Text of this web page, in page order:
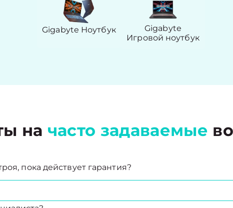
Gigabyte Ноутбук
Gigabyte
Игровой ноутбук
на часто задаваемые
пока действует гарантия?